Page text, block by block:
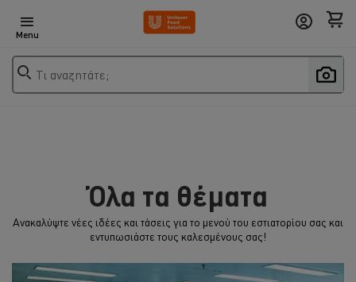
Menu
Τι αναζητάτε;
Όλα τα θέματα
Ανακαλύψτε νέες ιδέες και τάσεις για το μενού του εστιατορίου σας και
εντυπωσιάστε τους καλεσμένους σας!